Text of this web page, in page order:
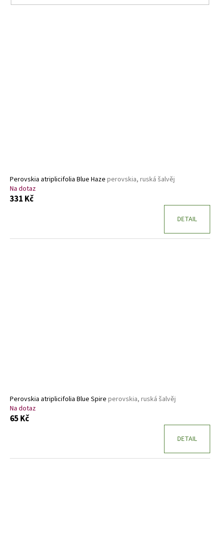
ů
Perovskia atriplicifolia Blue Haze perovskia, ruská šalvěj
Na dotaz
331 Kč
DETAIL
Perovskia atriplicifolia Blue Spire perovskia, ruská šalvěj
Na dotaz
65 Kč
DETAIL